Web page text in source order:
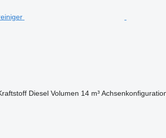
Diesel Volumen 14 m³